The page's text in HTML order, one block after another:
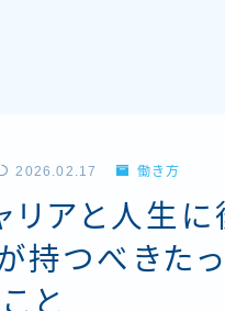
2026.02.17 働き方
リアと人生
持つべきた
と